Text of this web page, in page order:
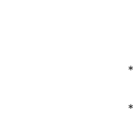
*
*